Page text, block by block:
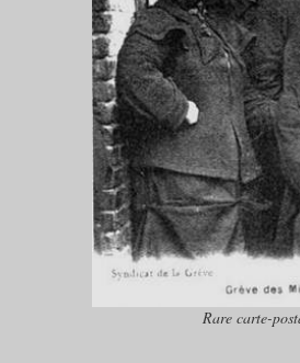
Rare carte-